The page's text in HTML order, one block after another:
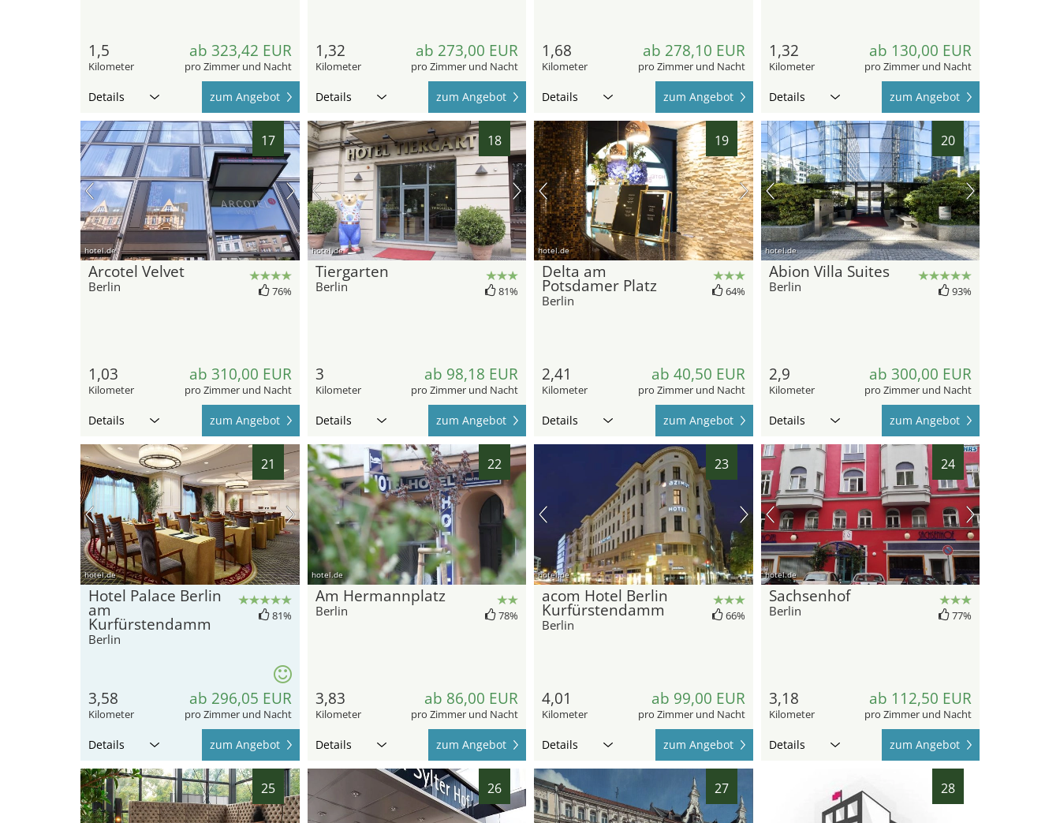
1,5
Kilometer
ab 323,42 EUR
pro Zimmer und Nacht
Details zum Angebot
1,32
Kilometer
ab 273,00 EUR
pro Zimmer und Nacht
Details zum Angebot
1,68
Kilometer
ab 278,10 EUR
pro Zimmer und Nacht
Details zum Angebot
1,32
Kilometer
ab 130,00 EUR
pro Zimmer und Nacht
Details zum Angebot
17
hotel.de
Arcotel Velvet
Berlin 76%
1,03
Kilometer
ab 310,00 EUR
pro Zimmer und Nacht
Details zum Angebot
18
hotel.de
Tiergarten
Berlin 81%
3
Kilometer
ab 98,18 EUR
pro Zimmer und Nacht
Details zum Angebot
19
hotel.de
Delta am
Potsdamer Platz
Berlin
64%
2,41
Kilometer
ab 40,50 EUR
pro Zimmer und Nacht
Details zum Angebot
20
hotel.de
Abion Villa Suites
Berlin 93%
2,9
Kilometer
ab 300,00 EUR
pro Zimmer und Nacht
Details zum Angebot
21
hotel.de
Hotel Palace Berlin
am
Kurfürstendamm
Berlin
81%
3,58
Kilometer
ab 296,05 EUR
pro Zimmer und Nacht
Details zum Angebot
22
hotel.de
Am Hermannplatz
Berlin 78%
3,83
Kilometer
ab 86,00 EUR
pro Zimmer und Nacht
Details zum Angebot
23
hotel.de
acom Hotel Berlin
Kurfürstendamm
Berlin
66%
4,01
Kilometer
ab 99,00 EUR
pro Zimmer und Nacht
Details zum Angebot
24
hotel.de
Sachsenhof
Berlin 77%
3,18
Kilometer
ab 112,50 EUR
pro Zimmer und Nacht
Details zum Angebot
25 26 27 28